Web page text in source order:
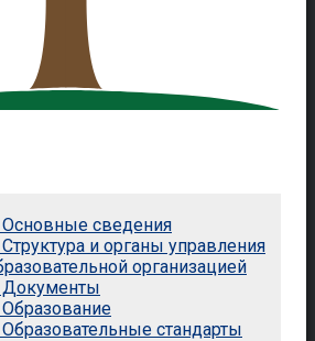
Основные сведения
Структура и органы управления
организацией
Документы
Образование
Образовательные стандарты